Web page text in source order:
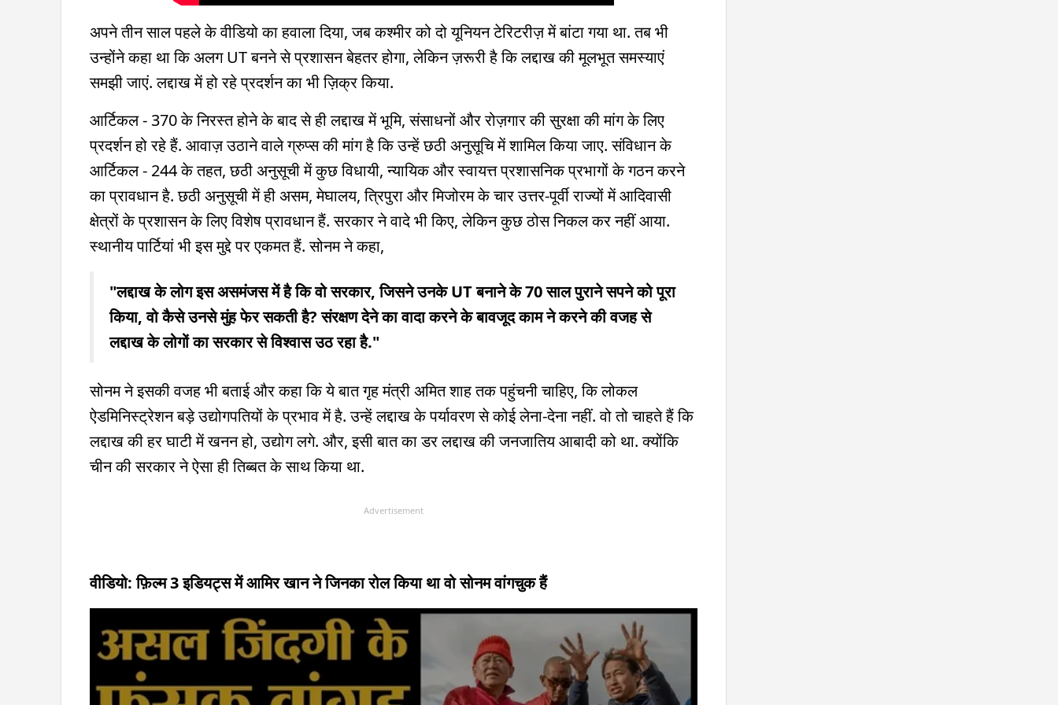
अपने तीन साल पहले के वीडियो का हवाला दिया, जब कश्मीर को दो यूनियन टेरिटरीज़ में बांटा गया था. तब भी
उन्होंने कहा था कि अलग UT बनने से प्रशासन बेहतर होगा, लेकिन ज़रूरी है कि लद्दाख की मूलभूत समस्याएं
समझी जाएं. लद्दाख में हो रहे प्रदर्शन का भी ज़िक्र किया.
आर्टिकल - 370 के निरस्त होने के बाद से ही लद्दाख में भूमि, संसाधनों और रोज़गार की सुरक्षा की मांग के लिए
प्रदर्शन हो रहे हैं. आवाज़ उठाने वाले ग्रुप्स की मांग है कि उन्हें छठी अनुसूचि में शामिल किया जाए. संविधान के
आर्टिकल - 244 के तहत, छठी अनुसूची में कुछ विधायी, न्यायिक और स्वायत्त प्रशासनिक प्रभागों के गठन करने
का प्रावधान है. छठी अनुसूची में ही असम, मेघालय, त्रिपुरा और मिजोरम के चार उत्तर-पूर्वी राज्यों में आदिवासी
क्षेत्रों के प्रशासन के लिए विशेष प्रावधान हैं. सरकार ने वादे भी किए, लेकिन कुछ ठोस निकल कर नहीं आया.
स्थानीय पार्टियां भी इस मुद्दे पर एकमत हैं. सोनम ने कहा,
"लद्दाख के लोग इस असमंजस में है कि वो सरकार, जिसने उनके UT बनाने के 70 साल पुराने सपने को पूरा
किया, वो कैसे उनसे मुंह फेर सकती है? संरक्षण देने का वादा करने के बावजूद काम ने करने की वजह से
लद्दाख के लोगों का सरकार से विश्वास उठ रहा है."
सोनम ने इसकी वजह भी बताई और कहा कि ये बात गृह मंत्री अमित शाह तक पहुंचनी चाहिए, कि लोकल
ऐडमिनिस्ट्रेशन बड़े उद्योगपतियों के प्रभाव में है. उन्हें लद्दाख के पर्यावरण से कोई लेना-देना नहीं. वो तो चाहते हैं कि
लद्दाख की हर घाटी में खनन हो, उद्योग लगे. और, इसी बात का डर लद्दाख की जनजातिय आबादी को था. क्योंकि
चीन की सरकार ने ऐसा ही तिब्बत के साथ किया था.
Advertisement
वीडियो: फ़िल्म 3 इडियट्स में आमिर खान ने जिनका रोल किया था वो सोनम वांगचुक हैं